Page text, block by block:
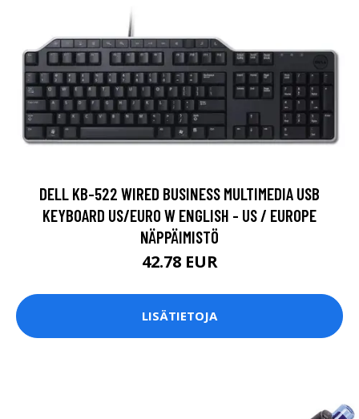
DELL KB-522 WIRED BUSINESS MULTIMEDIA USB
KEYBOARD US/EURO W ENGLISH - US / EUROPE
NÄPPÄIMISTÖ
42.78 EUR
LISÄTIETOJA